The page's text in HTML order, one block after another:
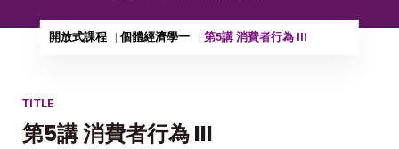
開放式課程 個體經濟學一 第5講 消費者行為 III
TITLE
第5講 消費者行為 III